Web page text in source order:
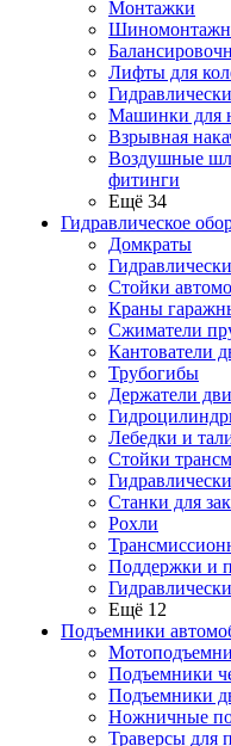
Монтажки
Лифты для
Машинки для
Взрывная
Воздушные
фитинги
Ещё 34
Гидравлическое
Домкраты
Стойки
Краны
Сжиматели
Кантователи
Трубогибы
Держатели
Лебедки и
Стойки
Cтанки для
Рохли
Поддержки и
Ещё 12
Подъемники
Подъемники
Подъемники
Ножничные
Траверсы для